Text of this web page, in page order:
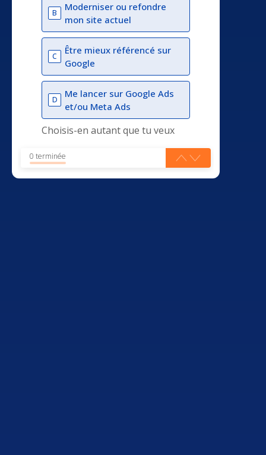
B
Moderniser ou refondre
mon site actuel
C
Être mieux référencé sur
Google
D
Me lancer sur Google Ads
et/ou Meta Ads
Choisis-en autant que tu veux
0 terminée